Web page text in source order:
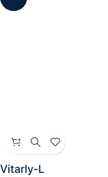
Vitarly-L